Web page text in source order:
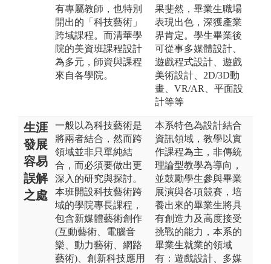
有專屬教師，也特別
開出的「科技藝術」
跨域課程。而清華學
院的美資班課程設計
為多元，師資與課程
來自各學院。
果斐然，畢業生職場
表現出色，深獲產業
界肯定。學生畢業後
可從事多媒體設計、
遊戲程式設計、遊戲
美術設計、2D/3D動
畫、VR/AR、平面設
計等等
生涯
發展
容易
誤解
之處
一般以為科技藝術是
將兩者結合，然而跨
領域並非只單純結
合，而必須要做出更
深入的研究與探討。
本班開設科技藝術跨
域的學院專長課程，
包含新媒體藝術創作
(互動藝術、電腦音
樂、動力藝術、網路
藝術)、創新科技應用
本系特色為設計結合
資訊領域，教學以實
作課程為主，非傳統
理論型教學為導向，
並鼓勵學生參與畢業
展演與各項競賽，培
養出來的畢業生將具
有創造力及高度接受
挑戰的能力，本系的
畢業生就業的領域
有：遊戲設計、多媒